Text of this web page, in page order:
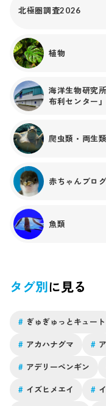
ミアとミズクラゲの
意し、給餌の際は胃
給餌中のパープルた
以上育成し、とうとう
今回育成がうまくいっ
て培養できたこととい
も色々苦労したので、
手たちに感謝です！こ
ーの継続展示や他のク
思っています！さ〜
ら...？クラゲ担当の模
北極圏調査2026
植物
海洋生物研究所
布利センター」
爬虫類・両生類
赤ちゃんブログ
魚類
タグ別に見る
# ぎゅぎゅっとキュート
# アカハナグマ #
# アデリーペンギン
# イズヒメエイ #